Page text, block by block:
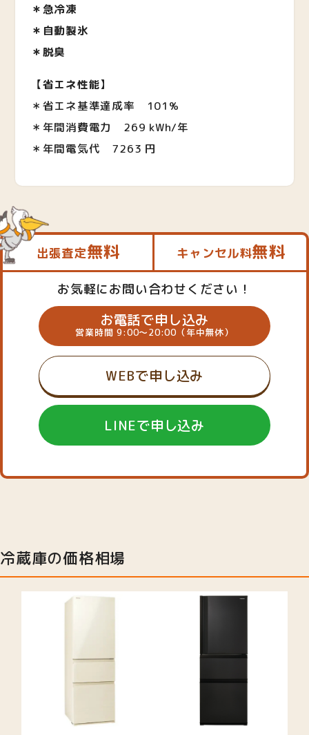
＊急冷凍
＊自動製氷
＊脱臭
【省エネ性能】
＊省エネ基準達成率 101%
＊年間消費電力 269 kWh/年
＊年間電気代 7263 円
出張査定無料 キャンセル料無料
お気軽にお問い合わせください！
お電話で申し込み
営業時間 9:00～20:00（年中無休）
WEBで申し込み
LINEで申し込み
冷蔵庫の価格相場